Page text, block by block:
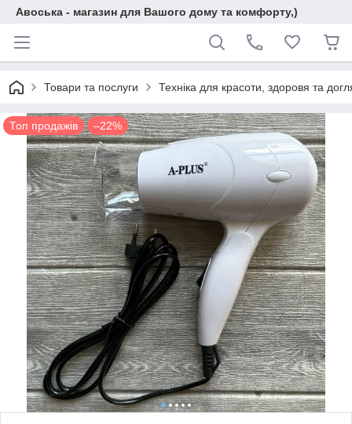
Авоська - магазин для Вашого дому та комфорту,)
Товари та послуги Техніка для красоти, здоровя та
Топ продажів –22%